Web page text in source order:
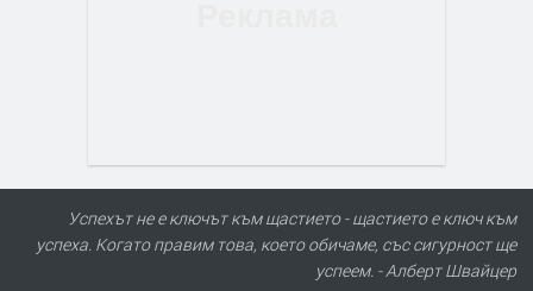
Успехът не е ключът към щастието - щастието е ключ към
успеха. Когато правим това, което обичаме, със сигурност ще
успеем. - Алберт Швайцер